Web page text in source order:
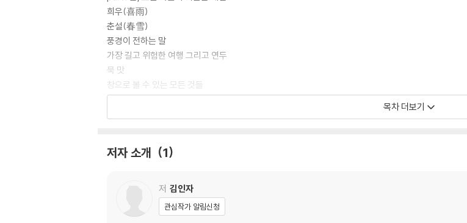
희우(喜雨)
춘설(春雪)
풍경이 전하는 말
가장 길고 위험한 여행 그리고 연두
묵 맛
창으로 볼 수 있는 모든 것들
몸
평화, 옴 샨티
상처받을 수 있는 능력에 감사
욕망과 연애편지
목차 더보기
저자 소개 1
저 김인자
관심작가 알림신청